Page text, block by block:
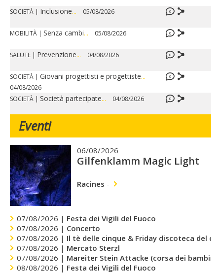
SOCIETÀ | Inclusione... 05/08/2026 0
MOBILITÀ | Senza cambi... 05/08/2026 0
SALUTE | Prevenzione... 04/08/2026 0
SOCIETÀ | Giovani progettisti e progettiste...
04/08/2026
0
SOCIETÀ | Società partecipate... 04/08/2026 0
Eventi
06/08/2026
Gilfenklamm Magic Light
Racines -
07/08/2026 | Festa dei Vigili del Fuoco
07/08/2026 | Concerto
07/08/2026 | Il tè delle cinque & Friday discoteca del
07/08/2026 | Mercato Sterzl
07/08/2026 | Mareiter Stein Attacke (corsa dei bambini)
08/08/2026 | Festa dei Vigili del Fuoco